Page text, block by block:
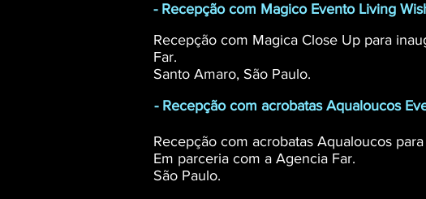
- Recepção com Magico Evento Living
Recepção com Magica Close Up para
Far.
Santo Amaro, São Paulo.
- Recepção com acrobatas Aqualoucos
Recepção com acrobatas Aqualoucos
Em parceria com a Agencia Far.
São Paulo.